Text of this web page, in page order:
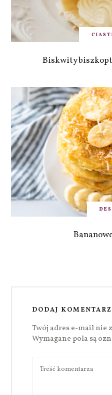
Biskwity
DODAJ KOMENTARZ
Twój adres e-mail nie
Wymagane pola są